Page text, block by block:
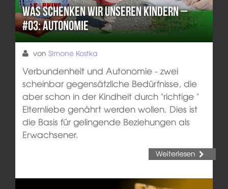
Was schenken wir unseren Kindern –
#03: Autonomie
von Simone Kostka
Verbundenheit und Autonomie - zwei
scheinbar gegensätzliche Bedürfnisse, die
aber schon in der Kindheit durch "richtige "
Elternliebe genährt werden wollen. Dies ist
die Basis für gelingende Beziehungen als
Erwachsener.
Weiterlesen